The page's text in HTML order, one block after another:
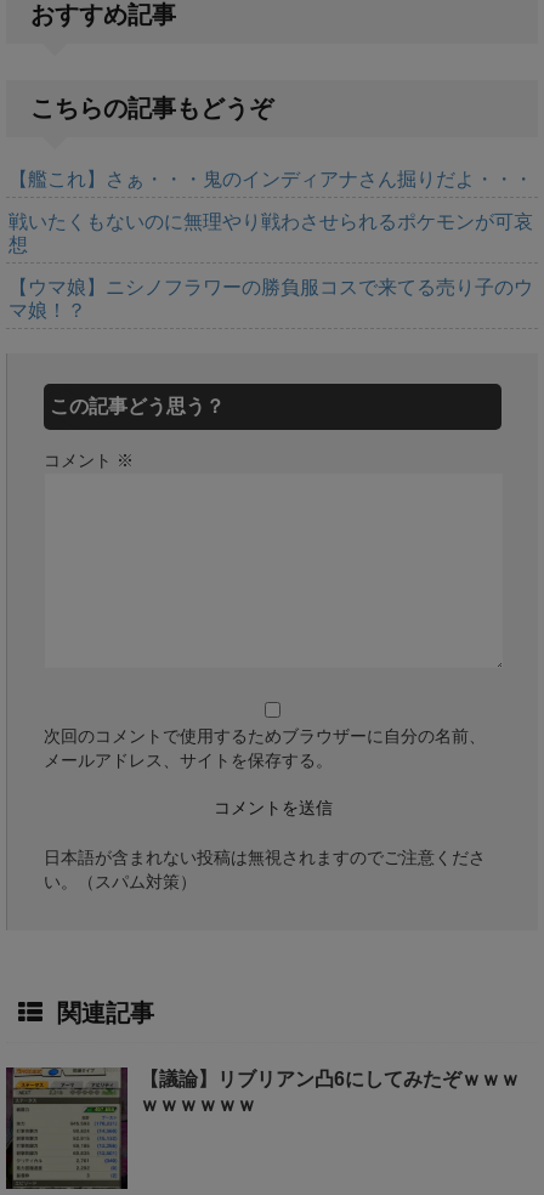
おすすめ記事
こちらの記事もどうぞ
【艦これ】さぁ・・・鬼のインディアナさん掘りだよ・・・
戦いたくもないのに無理やり戦わさせられるポケモンが可哀
想
【ウマ娘】ニシノフラワーの勝負服コスで来てる売り子のウ
マ娘！？
この記事どう思う？
コメント ※
次回のコメントで使用するためブラウザーに自分の名前、
メールアドレス、サイトを保存する。
日本語が含まれない投稿は無視されますのでご注意くださ
い。（スパム対策）
関連記事
【議論】リブリアン凸6にしてみたぞｗｗｗ
ｗｗｗｗｗｗ